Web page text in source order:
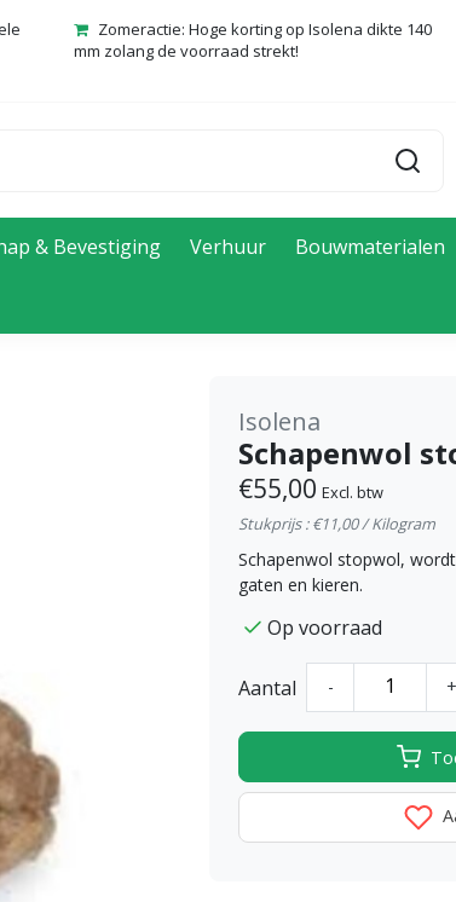
Zomeractie: Hoge korting op Isolena dikte 140
mm zolang de voorraad strekt!
& Bevestiging Verhuur Bouwmaterialen
Isolena
Schapenwol
€55,00 Excl. btw
Stukprijs : €11,00 / Kilogram
Schapenwol stopwol,
gaten en kieren.
Op voorraad
Aantal - +